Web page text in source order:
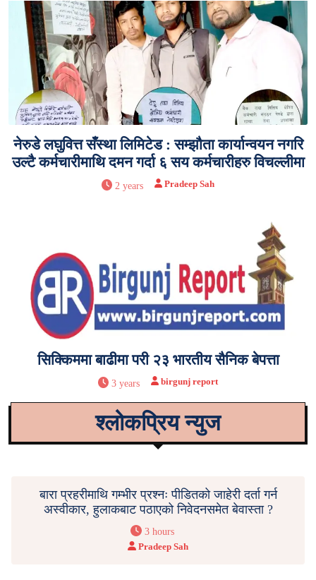
नेरुडे लघुवित्त सँस्था लिमिटेड : सम्झौता कार्यान्वयन नगरि
उल्टै कर्मचारीमाथि दमन गर्दा ६ सय कर्मचारीहरु विचल्लीमा
2 years Pradeep Sah
सिक्किममा बाढीमा परी २३ भारतीय सैनिक बेपत्ता
3 years birgunj report
श्लोकप्रिय न्युज
बारा प्रहरीमाथि गम्भीर प्रश्नः पीडितको जाहेरी दर्ता गर्न
अस्वीकार, हुलाकबाट पठाएको निवेदनसमेत बेवास्ता ?
3 hours
Pradeep Sah